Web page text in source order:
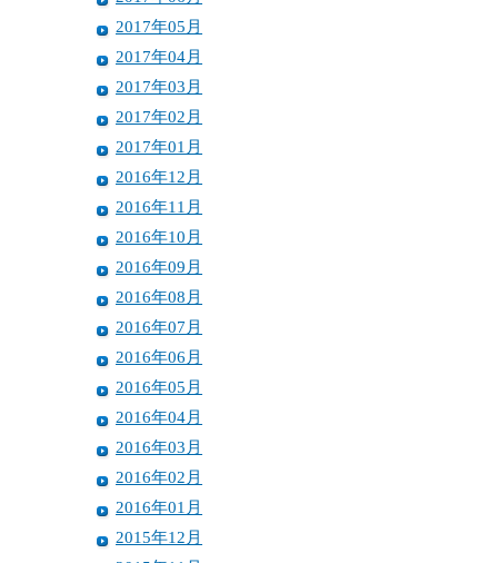
2017年05月
2017年04月
2017年03月
2017年02月
2017年01月
2016年12月
2016年11月
2016年10月
2016年09月
2016年08月
2016年07月
2016年06月
2016年05月
2016年04月
2016年03月
2016年02月
2016年01月
2015年12月